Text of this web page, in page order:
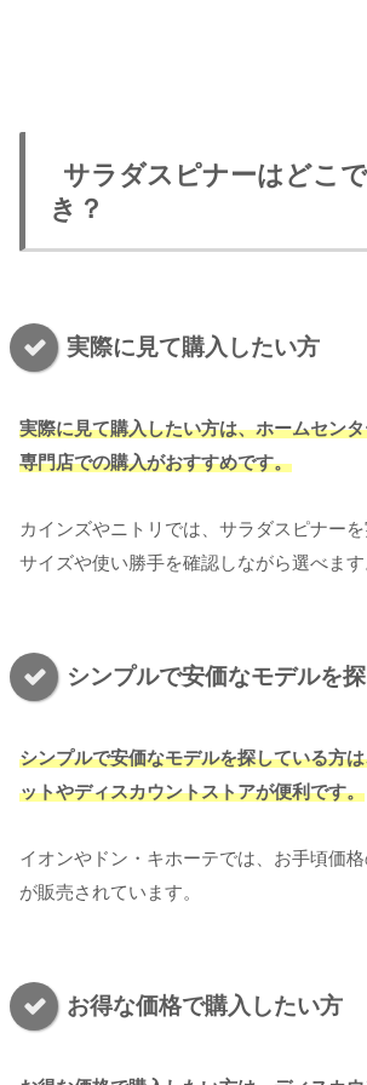
サラダスピナーはどこ
き？
実際に見て購入したい方
実際に見て購入したい方は、ホームセン
専門店での購入がおすすめです。
カインズやニトリでは、サラダスピナー
サイズや使い勝手を確認しながら選べます
シンプルで安価なモデルを
シンプルで安価なモデルを探している方
ットやディスカウントストアが便利です。
イオンやドン・キホーテでは、お手頃価
が販売されています。
お得な価格で購入したい方